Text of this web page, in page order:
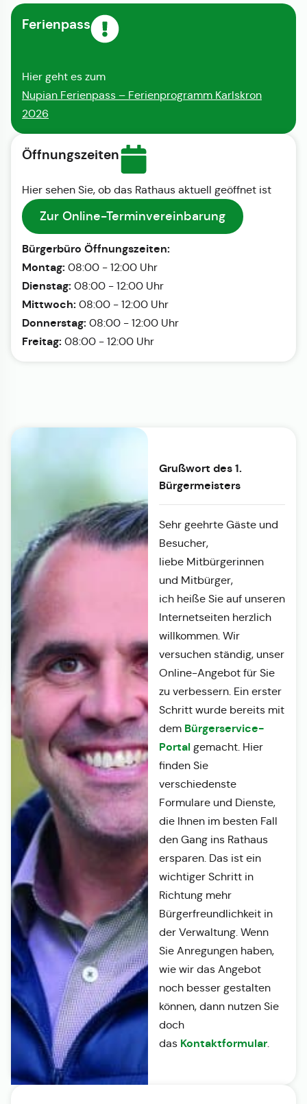
Ferienpass
Hier geht es zum
Nupian Ferienpass – Ferienprogramm Karlskron
2026
Öffnungszeiten
Hier sehen Sie, ob das Rathaus aktuell geöffnet ist
Zur Online-Terminvereinbarung
Bürgerbüro Öffnungszeiten:
Montag: 08:00 - 12:00 Uhr
Dienstag: 08:00 - 12:00 Uhr
Mittwoch: 08:00 - 12:00 Uhr
Donnerstag: 08:00 - 12:00 Uhr
Freitag: 08:00 - 12:00 Uhr
Grußwort des 1.
Bürgermeisters
Sehr geehrte Gäste und
Besucher,
liebe Mitbürgerinnen
und Mitbürger,
ich heiße Sie auf unseren
Internetseiten herzlich
willkommen. Wir
versuchen ständig, unser
Online-Angebot für Sie
zu verbessern. Ein erster
Schritt wurde bereits mit
dem Bürgerservice-
Portalgemacht. Hier
finden Sie
verschiedenste
Formulare und Dienste,
die Ihnen im besten Fall
den Gang ins Rathaus
ersparen. Das ist ein
wichtiger Schritt in
Richtung mehr
Bürgerfreundlichkeit in
der Verwaltung. Wenn
Sie Anregungen haben,
wie wir das Angebot
noch besser gestalten
können, dann nutzen Sie
doch
das Kontaktformular.